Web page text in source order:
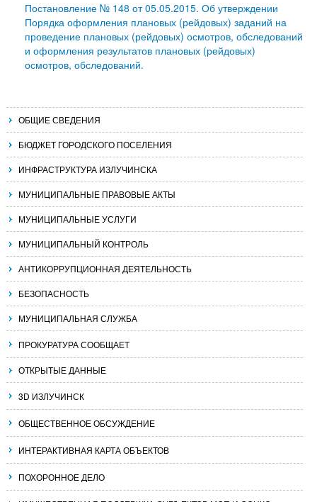
Постановление № 148 от 05.05.2015. Об утверждении
Порядка оформления плановых (рейдовых) заданий на
проведение плановых (рейдовых) осмотров, обследований
и оформления результатов плановых (рейдовых)
осмотров, обследований.
ОБЩИЕ СВЕДЕНИЯ
БЮДЖЕТ ГОРОДСКОГО ПОСЕЛЕНИЯ
ИНФРАСТРУКТУРА ИЗЛУЧИНСКА
МУНИЦИПАЛЬНЫЕ ПРАВОВЫЕ АКТЫ
МУНИЦИПАЛЬНЫЕ УСЛУГИ
МУНИЦИПАЛЬНЫЙ КОНТРОЛЬ
АНТИКОРРУПЦИОННАЯ ДЕЯТЕЛЬНОСТЬ
БЕЗОПАСНОСТЬ
МУНИЦИПАЛЬНАЯ СЛУЖБА
ПРОКУРАТУРА СООБЩАЕТ
ОТКРЫТЫЕ ДАННЫЕ
3D ИЗЛУЧИНСК
ОБЩЕСТВЕННОЕ ОБСУЖДЕНИЕ
ИНТЕРАКТИВНАЯ КАРТА ОБЪЕКТОВ
ПОХОРОННОЕ ДЕЛО